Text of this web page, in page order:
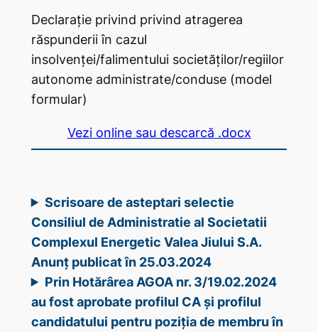
Declarație privind privind atragerea
răspunderii în cazul
insolvenței/falimentului societăților/regiilor
autonome administrate/conduse (model
formular)
Vezi online sau descarcă .docx
Scrisoare de asteptari selectie
Consiliul de Administratie al Societatii
Complexul Energetic Valea Jiului S.A.
Anunț publicat în 25.03.2024
Prin Hotărârea AGOA nr. 3/19.02.2024
au fost aprobate profilul CA și profilul
candidatului pentru poziția de membru în